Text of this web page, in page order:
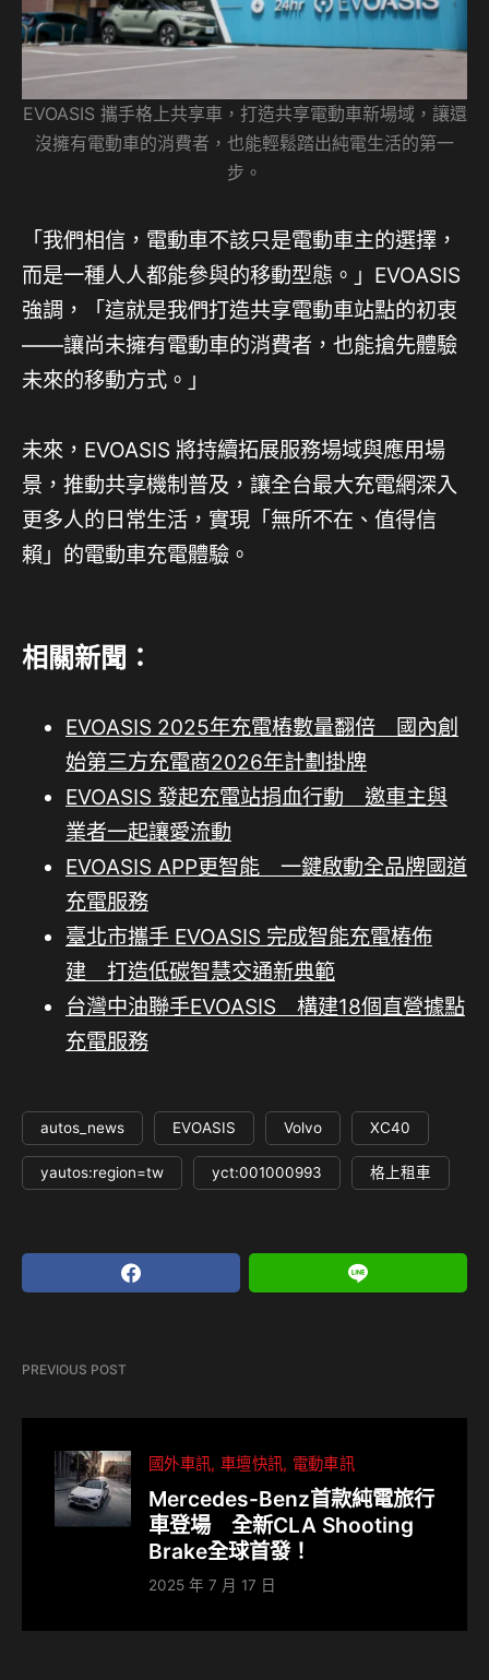
EVOASIS 攜手格上共享車，打造共享電動車新場域，讓還
沒擁有電動車的消費者，也能輕鬆踏出純電生活的第一
步。
「我們相信，電動車不該只是電動車主的選擇，
而是一種人人都能參與的移動型態。」EVOASIS
強調，「這就是我們打造共享電動車站點的初衷
——讓尚未擁有電動車的消費者，也能搶先體驗
未來的移動方式。」
未來，EVOASIS 將持續拓展服務場域與應用場
景，推動共享機制普及，讓全台最大充電網深入
更多人的日常生活，實現「無所不在、值得信
賴」的電動車充電體驗。
相關新聞：
EVOASIS 2025年充電樁數量翻倍 國內創
始第三方充電商2026年計劃掛牌
EVOASIS 發起充電站捐血行動 邀車主與
業者一起讓愛流動
EVOASIS APP更智能 一鍵啟動全品牌國道
充電服務
臺北市攜手 EVOASIS 完成智能充電樁佈
建 打造低碳智慧交通新典範
台灣中油聯手EVOASIS 構建18個直營據點
充電服務
autos_news EVOASIS Volvo XC40
yautos:region=tw yct:001000993 格上租車
PREVIOUS POST
國外車訊 車壇快訊 電動車訊
Mercedes-Benz首款純電旅行
車登場 全新CLA Shooting
Brake全球首發！
2025 年 7 月 17 日